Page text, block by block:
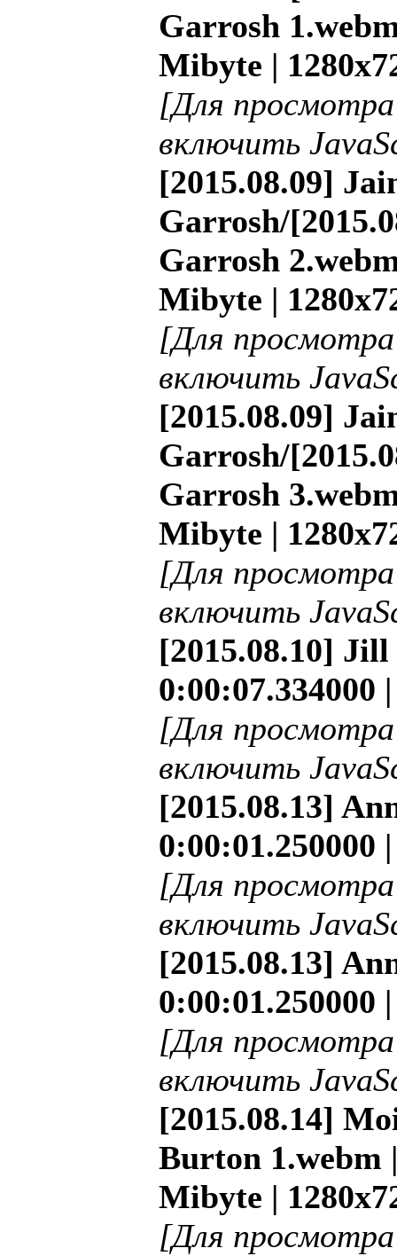
Garrosh
Mibyte |
[Для
включить
[2015.08.09]
Garrosh/
Garrosh
Mibyte |
[Для
включить
[2015.08.09]
Garrosh/
Garrosh
Mibyte |
[Для
включить
[2015.08.10]
0:00:07.334000
[Для
включить
[2015.08.13]
0:00:01.250000
[Для
включить
[2015.08.13]
0:00:01.250000
[Для
включить
[2015.08.14]
Burton 1.webm
Mibyte |
[Для